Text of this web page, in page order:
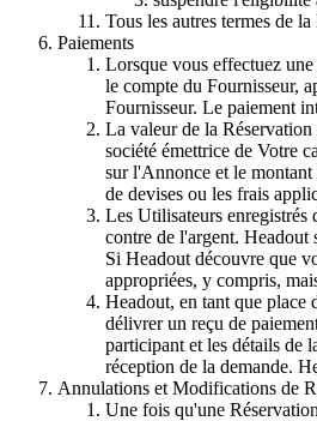
Tous les autres termes de
Paiements
Lorsque vous effectuez
le compte du Fournisseur,
Fournisseur. Le paiement
La valeur de la Réservation
société émettrice de Votre
sur l'Annonce et le montant
de devises ou les frais
Les Utilisateurs enregistrés
contre de l'argent.
Si Headout découvre que
appropriées, y compris,
Headout, en tant que place
délivrer un reçu de
participant et les détails de
réception de la demande.
Annulations et Modifications de
Une fois qu'une